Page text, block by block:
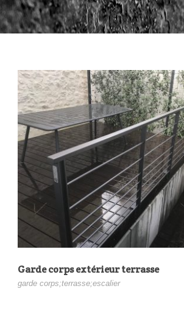
Garde corps extérieur terrasse
garde corps;terrasse;escalier